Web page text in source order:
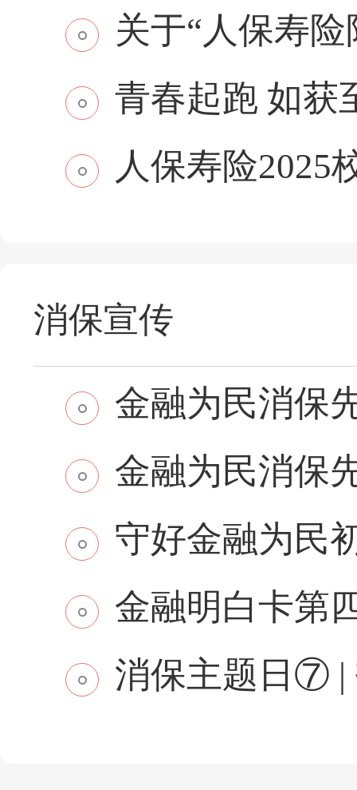
关于“人保寿
青春起跑 如获
人保寿险2025
消保宣传
金融为民消保
金融为民消保
守好金融为民
金融明白卡第
消保主题日⑦ |